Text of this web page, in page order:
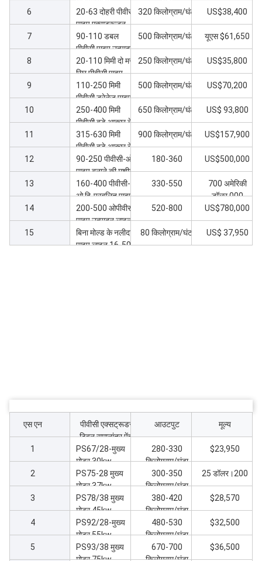
एक्सट्रूज़न लाइन
6
20-63 दोहरी पीवीसी
पाइप एक्सट्रूज़न
मशीन
320 किलोग्राम/घंटा US$38,400
7
90-110 डबल
पीवीसी पाइप उत्पादन
लाइन
500 किलोग्राम/घंटा यूएस $61,650
8
20-110 मिमी दो मर
सिर पीवीसी पाइप
उत्पादन लाइन
250 किलोग्राम/घंटा US$35,800
9
110-250 मिमी
पीवीसी ड्रेनेज पाइप
बनाने की उत्पादन
लाइन
500 किलोग्राम/घंटा US$70,200
10
250-400 मिमी
पीवीसी बड़े आकार के
अपशिष्ट जल पाइप
उत्पादन लाइन
650 किलोग्राम/घंटा US$ 93,800
11
315-630 मिमी
पीवीसी बड़े आकार के
पाइप उत्पादन लाइन
900 किलोग्राम/घंटा US$157,900
12
90-250 पीवीसी-ओ
पाइप बनाने की मशीन
180-360 US$500,000
13
160-400 पीवीसी-
ओ द्वि-प्रबलित पाइप
लाइन
330-550
700 अमेरिकी
डॉलर,000
14
200-500 ओपीवीसी
पाइप उत्पादन लाइन
गारंटी MRS500
520-800 US$780,000
15
बिना मोल्ड के नलीदार
पाइप लाइन 16-50
80 किलोग्राम/घंटा US$ 37,950
एस एन
पीवीसी एक्सट्रूडर
ट्विन समानांतर पेंच
एक्सट्रूडर
आउटपुट मूल्य
1
PS67/28-मुख्य
मोटर 30kw
extruder मशीन
280-330
किलोग्राम/घंटा
$23,950
2
PS75-28 मुख्य
मोटर 37kw
एक्सट्रूडर मशीन
300-350
किलोग्राम/घंटा
25 डॉलर।200
3
PS78/38 मुख्य
मोटर 45kw
एक्सट्रूडर मशीन
380-420
किलोग्राम/घंटा
$28,570
4
PS92/28-मुख्य
मोटर 55kw
extruder मशीन
480-530
किलोग्राम/घंटा
$32,500
5
PS93/38 मुख्य
670-700
$36,500